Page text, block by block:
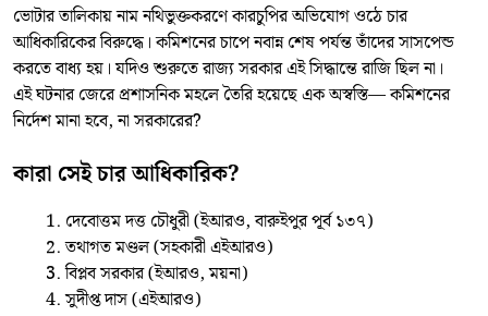
ভোটার তালিকায় নাম নথিভুক্তকরণে কারচুপির অভিযোগ ওঠে চার
আধিকারিকের বিরুদ্ধে। কমিশনের চাপে নবান্ন শেষ পর্যন্ত তাঁদের সাসপেন্ড
করতে বাধ্য হয়। যদিও শুরুতে রাজ্য সরকার এই সিদ্ধান্তে রাজি ছিল না।
এই ঘটনার জেরে প্রশাসনিক মহলে তৈরি হয়েছে এক অস্বস্তি— কমিশনের
নির্দেশ মানা হবে, না সরকারের?
কারা সেই চার আধিকারিক?
দেবোত্তম দত্ত চৌধুরী (ইআরও, বারুইপুর পূর্ব ১৩৭)
তথাগত মণ্ডল (সহকারী এইআরও)
বিপ্লব সরকার (ইআরও, ময়না)
সুদীপ্ত দাস (এইআরও)